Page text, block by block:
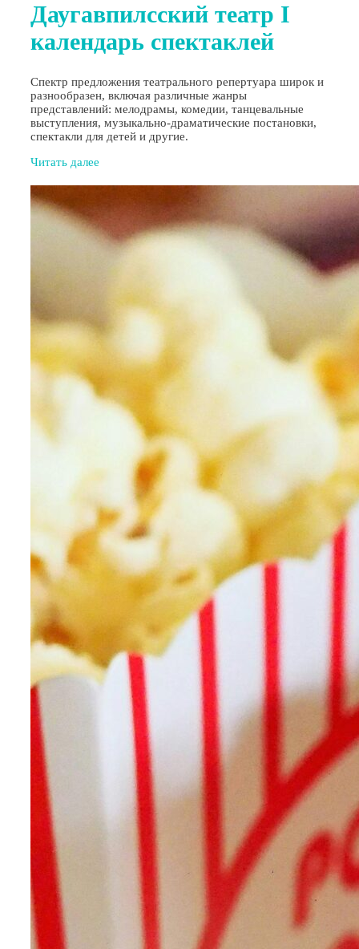
Даугавпилсский театр I
календарь спектаклей
Спектр предложения театрального репертуара широк и
разнообразен, включая различные жанры
представлений: мелодрамы, комедии, танцевальные
выступления, музыкально-драматические постановки,
спектакли для детей и другие.
Читать далее